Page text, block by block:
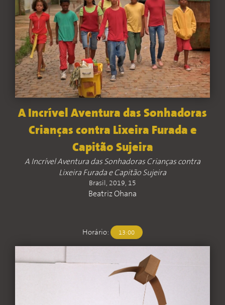
A Incrível Aventura das Sonhadoras
Crianças contra Lixeira Furada e
Capitão Sujeira
A Incrível Aventura das Sonhadoras Crianças contra
Lixeira Furada e Capitão Sujeira
Brasil, 2019, 15
Beatriz Ohana
Horário: 13:00